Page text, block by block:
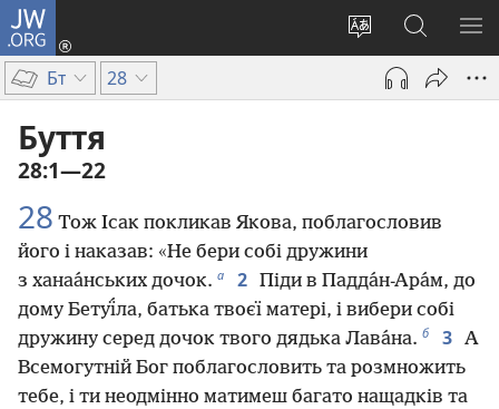
JW.ORG
Змінити
мову
сайту
Увійти
(відкривається
новому
Пошук
на
сайті
Бт 28
Буття
28:1—22
28 Тож Ісак покликав Якова, поблагословив
його і наказав: «Не бери собі дружини
з ханаа́нських дочок. а 2 Піди в Падда́н-Ара́м, до
дому Бетуї́ла, батька твоєї матері, і вибери собі
дружину серед дочок твого дядька Лава́на. б 3 А
Всемогутній Бог поблагословить та розмножить
тебе, і ти неодмінно матимеш багато нащадків та